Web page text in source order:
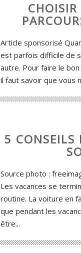
Article sponsorisé
est parfois difficile de
autre. Pour faire le
il faut savoir que vous
5 CONSEILS
Source photo :
Les vacances se
routine. La voiture en
que pendant les
être...